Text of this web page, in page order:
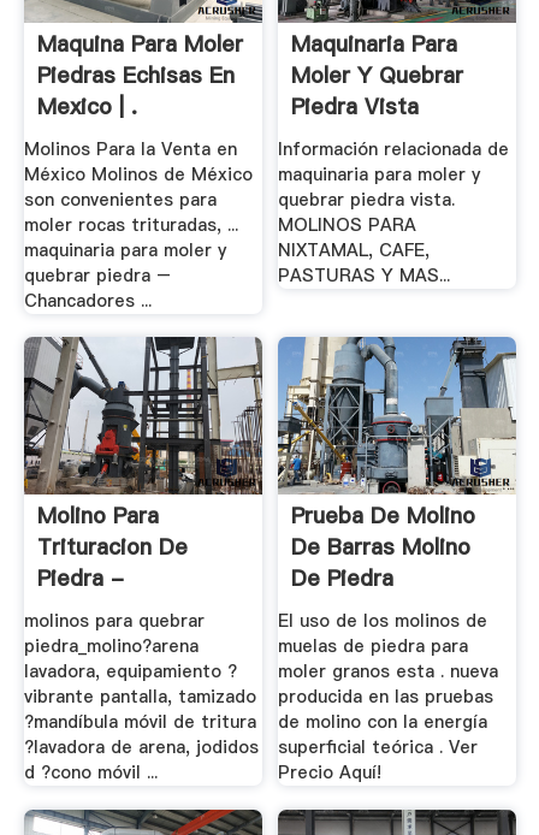
Maquina Para Moler
Piedras Echisas En
Mexico | .
Molinos Para la Venta en
México Molinos de México
son convenientes para
moler rocas trituradas, ...
maquinaria para moler y
quebrar piedra –
Chancadores ...
Maquinaria Para
Moler Y Quebrar
Piedra Vista
Información relacionada de
maquinaria para moler y
quebrar piedra vista.
MOLINOS PARA
NIXTAMAL, CAFE,
PASTURAS Y MAS...
Molino Para
Trituracion De
Piedra -
Trituradoras .
molinos para quebrar
piedra_molino?arena
lavadora, equipamiento ?
vibrante pantalla, tamizado
?mandíbula móvil de tritura
?lavadora de arena, jodidos
d ?cono móvil ...
Prueba De Molino
De Barras Molino
De Piedra
El uso de los molinos de
muelas de piedra para
moler granos esta . nueva
producida en las pruebas
de molino con la energía
superficial teórica . Ver
Precio Aquí!